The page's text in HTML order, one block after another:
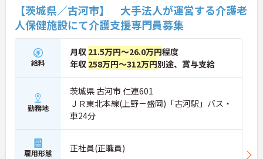
【茨城県／古河市】 大手法人が運営する介護老
人保健施設にて介護支援専門員募集
給料
月収 21.5万円～26.0万円程度
年収 258万円～312万円別途、賞与支給
勤務地
茨城県 古河市 仁連601
ＪＲ東北本線(上野－盛岡)「古河駅」バス・
車24分
雇用形態 正社員(正職員)